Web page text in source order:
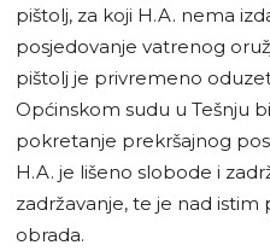
pištolj, za koji H.A. nema
posjedovanje vatrenog
pištolj je privremeno
Općinskom sudu u Tešnju
pokretanje prekršajnog
H.A. je lišeno slobode i
zadržavanje, te je nad
obrada.